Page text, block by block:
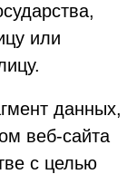
или
данных,
веб-сайта
с целью